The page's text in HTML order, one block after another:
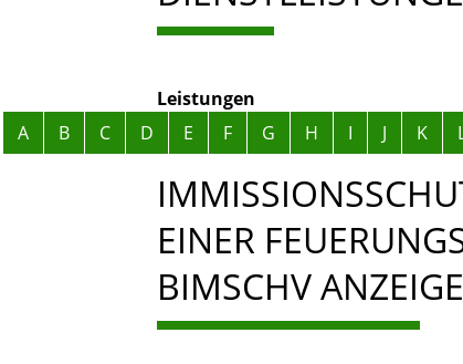
Leistungen
Alphabetisches Register überspringen
A B C D E F G H I J K
EINER
BIMSCHV